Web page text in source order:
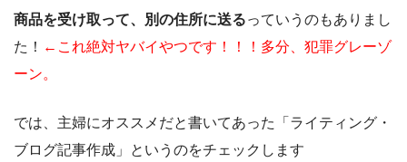
商品を受け取って、別の住所に送るっていうのもありまし
た！ ←これ絶対ヤバイやつです！！！多分、犯罪グレーゾ
ーン。
では、主婦にオススメだと書いてあった「ライティング・
ブログ記事作成」というのをチェックします